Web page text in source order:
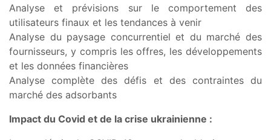
Analyse et prévisions sur le comportement des
utilisateurs finaux et les tendances à venir
Analyse du paysage concurrentiel et du marché des
fournisseurs, y compris les offres, les développements
et les données financières
Analyse complète des défis et des contraintes du
marché des adsorbants
Impact du Covid et de la crise ukrainienne :